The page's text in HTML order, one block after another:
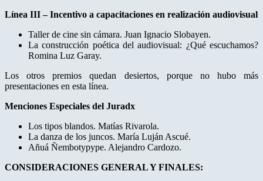
Línea III – Incentivo a capacitaciones en realización audiovisual
Taller de cine sin cámara. Juan Ignacio Slobayen.
La construcción poética del audiovisual: ¿Qué escuchamos?
Romina Luz Garay.
Los otros premios quedan desiertos, porque no hubo más
presentaciones en esta línea.
Menciones Especiales del Juradx
Los tipos blandos. Matías Rivarola.
La danza de los juncos. María Luján Ascué.
Añuá Ñembotypype. Alejandro Cardozo.
CONSIDERACIONES GENERAL Y FINALES: